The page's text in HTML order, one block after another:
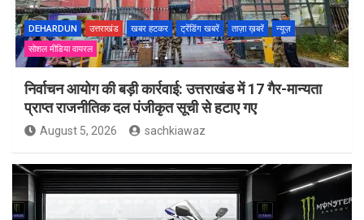
DEHARDUN उत्तराखंड खबर हटकर ट्रेंडिंग खबरें ताज़ा ख़बरें
न्यूज़
सोशल मीडिया वायरल
निर्वाचन आयोग की बड़ी कार्रवाई: उत्तराखंड में 17 गैर-मान्यता
प्राप्त राजनीतिक दल पंजीकृत सूची से हटाए गए
August 5, 2026 sachkiawaz